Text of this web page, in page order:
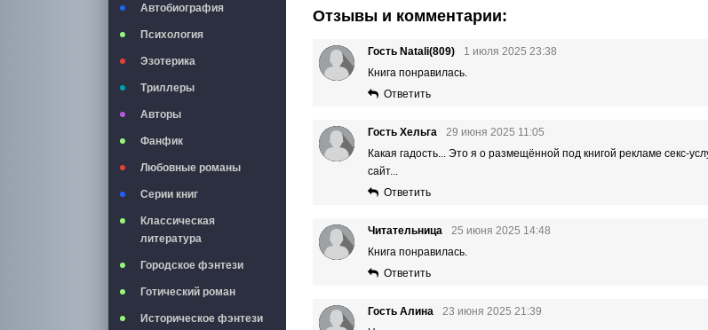
Автобиография
Психология
Эзотерика
Триллеры
Авторы
Фанфик
Любовные романы
Серии книг
Классическая
литература
Городское фэнтези
Готический роман
Историческое фэнтези
Отзывы и комментарии:
Гость Natali(809)
1 июля 2025 23:38
Книга понравилась.
Ответить
Гость Хельга
29 июня 2025 11:05
Какая гадость... Это я о размещённой под книгой рекламе секс-
сайт...
Ответить
Читательница
25 июня 2025 14:48
Книга понравилась.
Ответить
Гость Алина
23 июня 2025 21:39